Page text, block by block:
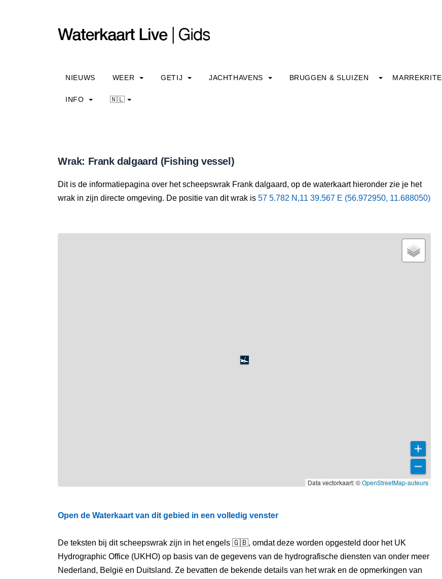
NIEUWS WEER GETIJ JACHTHAVENS BRUGGEN & SLUIZEN MARREKRITE
INFO 🇳🇱
Wrak: Frank dalgaard (Fishing vessel)
Dit is de informatiepagina over het scheepswrak Frank dalgaard, op de waterkaart hieronder zie je het
wrak in zijn directe omgeving. De positie van dit wrak is 57 5.782 N,11 39.567 E (56.972950, 11.688050)
Data vectorkaart: ©OpenStreetMap-auteurs
Open de Waterkaart van dit gebied in een volledig venster
De teksten bij dit scheepswrak zijn in het engels 🇬🇧, omdat deze worden opgesteld door het UK
Hydrographic Office (UKHO) op basis van de gegevens van de hydrografische diensten van onder meer
Nederland, België en Duitsland. Ze bevatten de bekende details van het wrak en de opmerkingen van